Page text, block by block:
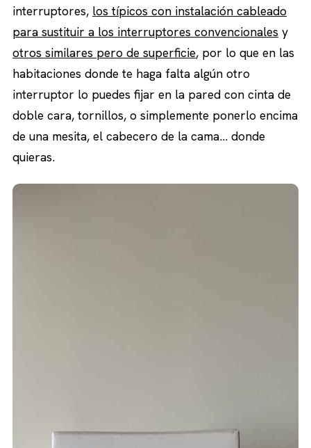
interruptores, los típicos con instalación cableado
para sustituir a los interruptores convencionales y
otros similares pero de superficie, por lo que en las
habitaciones donde te haga falta algún otro
interruptor lo puedes fijar en la pared con cinta de
doble cara, tornillos, o simplemente ponerlo encima
de una mesita, el cabecero de la cama… donde
quieras.